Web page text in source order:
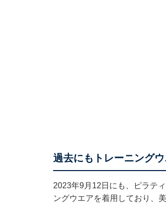
過去にもトレーニング
2023年9月12日にも、ピラテ
ングウエアを着用しており、